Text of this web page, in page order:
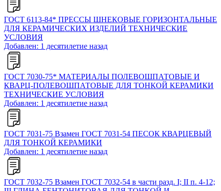
ГОСТ 6113-84* ПРЕССЫ ШНЕКОВЫЕ ГОРИЗОНТАЛЬНЫЕ
ДЛЯ КЕРАМИЧЕСКИХ ИЗДЕЛИЙ ТЕХНИЧЕСКИЕ
УСЛОВИЯ
Добавлен: 1 десятилетие назад
ГОСТ 7030-75* МАТЕРИАЛЫ ПОЛЕВОШПАТОВЫЕ И
КВАРЦ-ПОЛЕВОШПАТОВЫЕ ДЛЯ ТОНКОЙ КЕРАМИКИ
ТЕХНИЧЕСКИЕ УСЛОВИЯ
Добавлен: 1 десятилетие назад
ГОСТ 7031-75 Взамен ГОСТ 7031-54 ПЕСОК КВАРЦЕВЫЙ
ДЛЯ ТОНКОЙ КЕРАМИКИ
Добавлен: 1 десятилетие назад
ГОСТ 7032-75 Взамен ГОСТ 7032-54 в части разд. I; II п. 4-12;